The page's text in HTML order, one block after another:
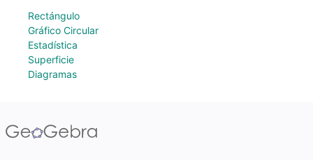
Rectángulo
Gráfico Circular
Estadística
Superficie
Diagramas